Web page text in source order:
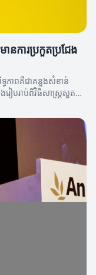
ានការប្រកួតប្រជែង
ភាពគឺជាគន្លងសំខាន់
បរាប់ពីវិធីសាស្រ្តស្លត